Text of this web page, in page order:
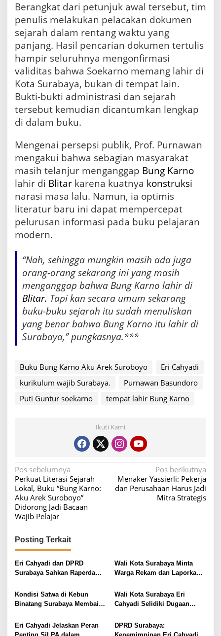
Berangkat dari petunjuk awal tersebut, tim
penulis melakukan pelacakan dokumen
sejarah dalam rentang waktu yang
panjang. Hasil pencarian dokumen tertulis
hampir seluruhnya mengonfirmasi
validitas bahwa Soekarno memang lahir di
Kota Surabaya, bukan di tempat lain.
Bukti-bukti administrasi dan sejarah
tersebut kemudian dicantumkan lengkap
di dalam buku.
Mengenai persepsi publik, Prof. Purnawan
mengakui bahwa sebagian masyarakat
masih telanjur menganggap Bung Karno
lahir di Blitar karena kuatnya konstruksi
narasi masa lalu. Namun, ia optimis
literatur baru ini dapat mempercepat
pelurusan informasi pada buku pelajaran
modern.
“Nah, sehingga mungkin masih ada juga
orang-orang sekarang ini yang masih
menganggap bahwa Bung Karno lahir di
Blitar. Tapi kan secara umum sekarang
buku-buku sejarah itu sudah menuliskan
yang benar bahwa Bung Karno itu lahir di
Surabaya,” pungkasnya.***
Buku Bung Karno Aku Arek Suroboyo
Eri Cahyadi
kurikulum wajib Surabaya.
Purnawan Basundoro
Puti Guntur soekarno
tempat lahir Bung Karno
Ikuti Kami
N
a
v
i
a
s
i
p
o
s
Pos sebelumnya
Perkuat Literasi Sejarah
Lokal, Buku “Bung Karno:
Aku Arek Suroboyo”
Didorong Jadi Bacaan
Wajib Pelajar
Pos berikutnya
Menaker Yassierli: Pekerja
dan Perusahaan Harus Jadi
Mitra Strategis
Posting Terkait
Eri Cahyadi dan DPRD
Surabaya Sahkan Raperda
Wali Kota Surabaya Minta
Warga Rekam dan Laporkan
Umum
Kondisi Satwa di Kebun
Binatang Surabaya Membaik,
Kematian Selama Tiga Tahun
Terakhir
Wali Kota Surabaya Eri
Cahyadi Selidiki Dugaan
Bungkul
Eri Cahyadi Jelaskan Peran
DPRD Surabaya: